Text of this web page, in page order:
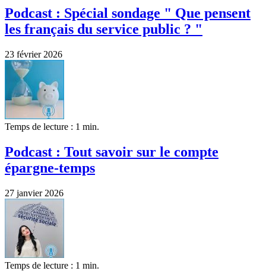
Podcast : Spécial sondage " Que pensent
les français du service public ? "
23 février 2026
Temps de lecture : 1 min.
Podcast : Tout savoir sur le compte
épargne-temps
27 janvier 2026
Temps de lecture : 1 min.